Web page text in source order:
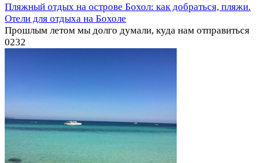
Пляжный отдых на острове Бохол: как добраться, пляжи.
Отели для отдыха на Бохоле
Прошлым летом мы долго думали, куда нам отправиться
0232